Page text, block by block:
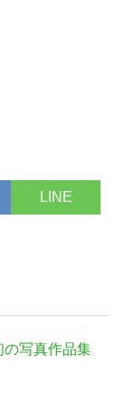
LINE
の写真作品集